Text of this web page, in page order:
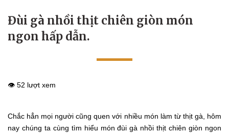
Đùi gà nhồi thịt chiên giòn món
ngon hấp dẫn.
👁️ 52 lượt xem
Chắc hẳn mọi người cũng quen với nhiều món làm từ thịt gà, hôm
nay chúng ta cùng tìm hiểu món đùi gà nhồi thịt chiên giòn ngon